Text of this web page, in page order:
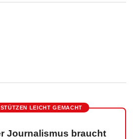
LEICHT GEMACHT
Journalismus braucht